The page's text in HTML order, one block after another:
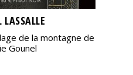
de la montagne de
Gounel